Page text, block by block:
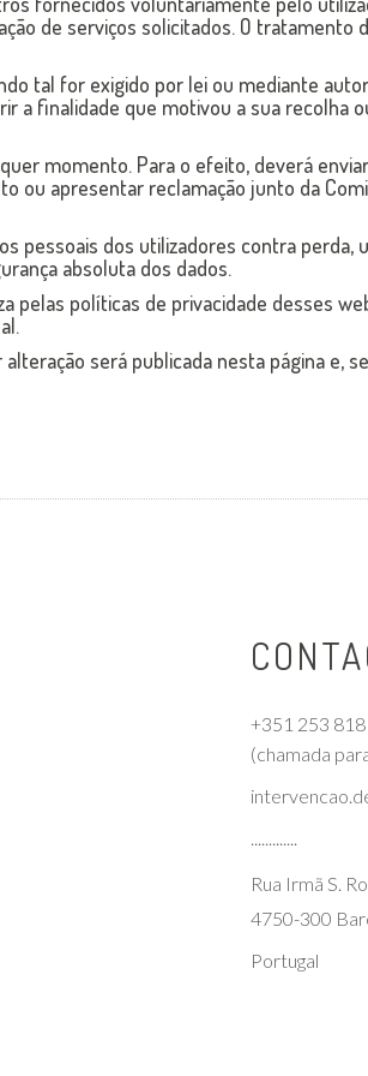
de serviços solicitados. O tratamento
tal for exigido por lei ou mediante
a finalidade que motivou a sua recolha
momento. Para o efeito, deverá
ou apresentar reclamação junto da
pessoais dos utilizadores contra perda,
absoluta dos dados.
pelas políticas de privacidade desses
será publicada nesta página e,
+351 253
(chamada
.............
Rua Irmã S.
4750-300
Portugal